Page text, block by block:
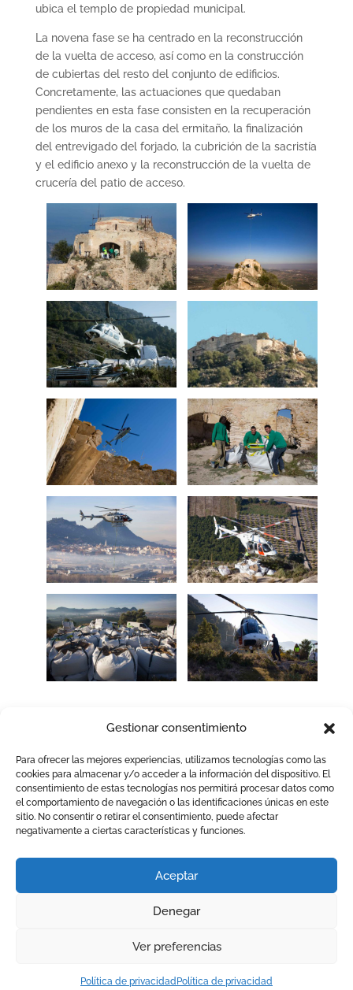
Gestionar consentimiento
Para ofrecer las mejores experiencias, utilizamos tecnologías como las
cookies para almacenar y/o acceder a la información del dispositivo. El
consentimiento de estas tecnologías nos permitirá procesar datos como
el comportamiento de navegación o las identificaciones únicas en este
sitio. No consentir o retirar el consentimiento, puede afectar
negativamente a ciertas características y funciones.
Aceptar
Denegar
Ver preferencias
Política de privacidad Política de privacidad
ubica el templo de propiedad municipal.
La novena fase se ha centrado en la reconstrucción
de la vuelta de acceso, así como en la construcción
de cubiertas del resto del conjunto de edificios.
Concretamente, las actuaciones que quedaban
pendientes en esta fase consisten en la recuperación
de los muros de la casa del ermitaño, la finalización
del entrevigado del forjado, la cubrición de la sacristía
y el edificio anexo y la reconstrucción de la vuelta de
crucería del patio de acceso.
Enviar comentario
Lo siento, debes estarconectadopara publicar un
comentario.
POLÍTICA DE PRIVACIDAD
Diseño web:Infor Xàtiva& Estudio Agarra Aire